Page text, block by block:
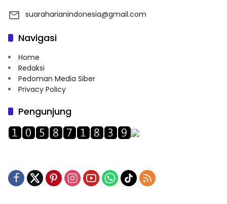
suaraharianindonesia@gmail.com
Navigasi
Home
Redaksi
Pedoman Media Siber
Privacy Policy
Pengunjung